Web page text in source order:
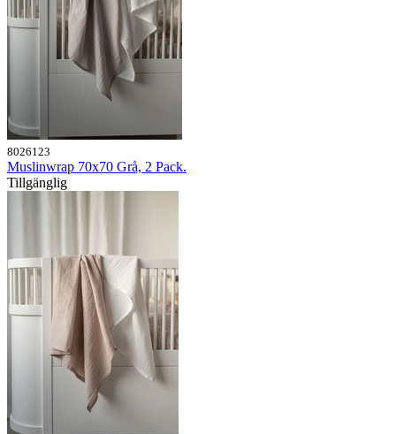
8026123
Muslinwrap 70x70 Grå, 2 Pack.
Tillgänglig